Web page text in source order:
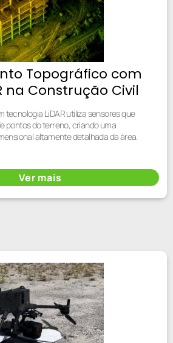
Topográfico com
na Construção Civil
tecnologia LiDAR utiliza sensores que
pontos do terreno, criando uma
altamente detalhada da área.
Ver mais